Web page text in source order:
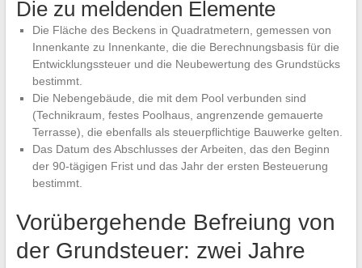
Die zu meldenden Elemente
Die Fläche des Beckens in Quadratmetern, gemessen von
Innenkante zu Innenkante, die die Berechnungsbasis für die
Entwicklungssteuer und die Neubewertung des Grundstücks
bestimmt.
Die Nebengebäude, die mit dem Pool verbunden sind
(Technikraum, festes Poolhaus, angrenzende gemauerte
Terrasse), die ebenfalls als steuerpflichtige Bauwerke gelten.
Das Datum des Abschlusses der Arbeiten, das den Beginn
der 90-tägigen Frist und das Jahr der ersten Besteuerung
bestimmt.
Vorübergehende Befreiung von
der Grundsteuer: zwei Jahre